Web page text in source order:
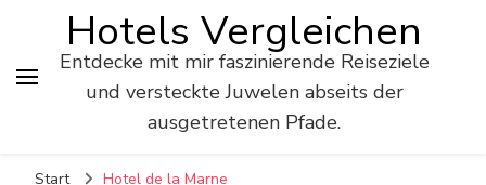
Hotels Vergleichen
Entdecke mit mir faszinierende Reiseziele
und versteckte Juwelen abseits der
ausgetretenen Pfade.
Start Hotel de la Marne